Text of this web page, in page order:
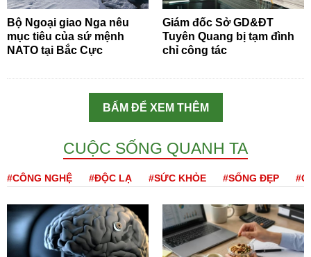
Bộ Ngoại giao Nga nêu
mục tiêu của sứ mệnh
NATO tại Bắc Cực
Giám đốc Sở GD&ĐT
Tuyên Quang bị tạm đình
chỉ công tác
BẤM ĐỂ XEM THÊM
CUỘC SỐNG QUANH TA
#CÔNG NGHỆ #ĐỘC LẠ #SỨC KHỎE #SỐNG ĐẸP